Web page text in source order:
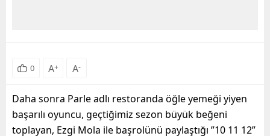
0 A+ A-
Daha sonra Parle adlı restoranda öğle yemeği yiyen
başarılı oyuncu, geçtiğimiz sezon büyük beğeni
toplayan, Ezgi Mola ile başrolünü paylaştığı ”10 11 12”